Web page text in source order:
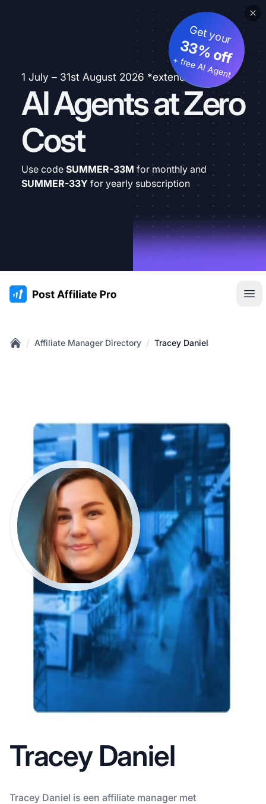
1 July – 31st August 2026 *extended
AI Agents at Zero
Cost
Get your
33% off
+ free AI Agent
Use code SUMMER-33M for monthly and
SUMMER-33Y for yearly subscription
:site.title
/ Affiliate Manager Directory / Tracey Daniel
Tracey Daniel
Tracey Daniel is een affiliate manager met